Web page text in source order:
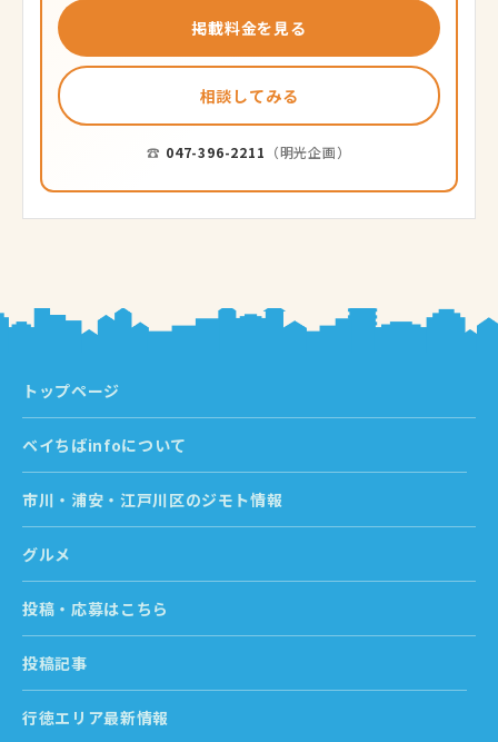
掲載料金を見る
相談してみる
☎ 047-396-2211 （明光企画）
トップページ
ベイちばinfoについて
市川・浦安・江戸川区のジモト情報
グルメ
投稿・応募はこちら
投稿記事
行徳エリア最新情報